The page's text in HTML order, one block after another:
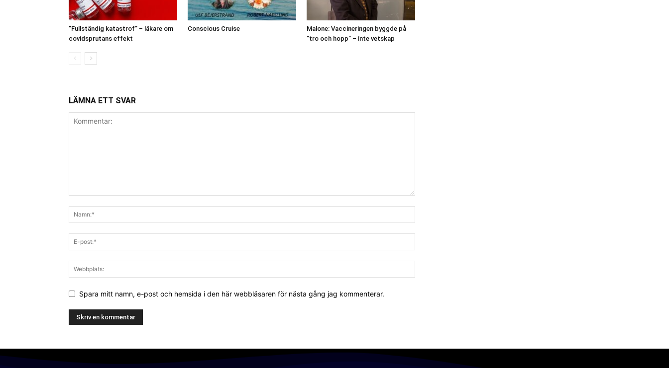
”Fullständig katastrof” – läkare om
covidsprutans effekt
Conscious Cruise
Malone: Vaccineringen byggde på
”tro och hopp” – inte vetskap
LÄMNA ETT SVAR
Spara mitt namn, e-post och hemsida i den här webbläsaren för nästa gång jag kommenterar.